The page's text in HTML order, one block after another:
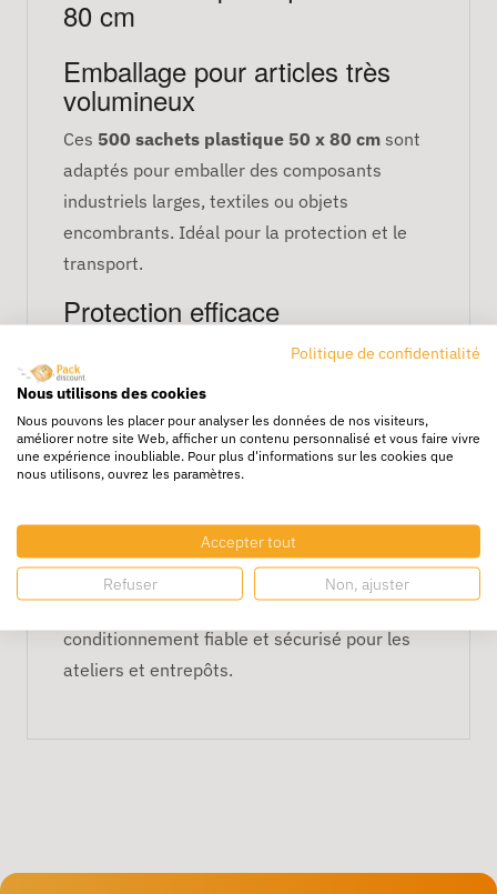
80 cm
Emballage pour articles très
volumineux
Ces 500 sachets plastique 50 x 80 cm sont
adaptés pour emballer des composants
industriels larges, textiles ou objets
encombrants. Idéal pour la protection et le
transport.
Protection efficace
Ils protègent vos produits contre :
la poussière et salissures,
l’humidité modérée,
les frottements et manipulations
Format pratique pour
expédition
Le format50 x 80 cmpermet un
conditionnement fiable et sécurisé pour les
ateliers et entrepôts.
Politique de confidentialité
Nous utilisons des cookies
Nous pouvons les placer pour analyser les données de nos visiteurs,
améliorer notre site Web, afficher un contenu personnalisé et vous faire vivre
une expérience inoubliable. Pour plus d'informations sur les cookies que
nous utilisons, ouvrez les paramètres.
Accepter tout
Refuser Non, ajuster